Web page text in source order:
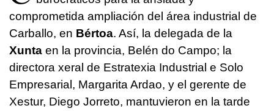
comprometida ampliación del área industrial de
Carballo, en Bértoa. Así, la delegada de la
Xunta en la provincia, Belén do Campo; la
directora xeral de Estratexia Industrial e Solo
Empresarial, Margarita Ardao, y el gerente de
Xestur, Diego Jorreto, mantuvieron en la tarde